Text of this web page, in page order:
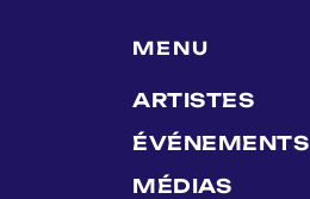
MENU
ARTISTES
ÉVÉNEMENTS
MÉDIAS